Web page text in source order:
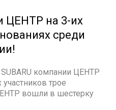
на 3-их
среди
компании ЦЕНТР
трое
вошли в шестерку